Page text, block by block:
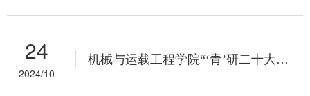
24
2024/10
机械与运载工程学院“‘青’研二十大，奋斗正当时” 线下闯关顺利开展